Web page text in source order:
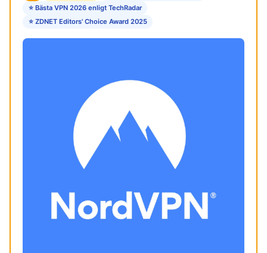
⭐ Bästa VPN 2026 enligt TechRadar
⭐ ZDNET Editors' Choice Award 2025